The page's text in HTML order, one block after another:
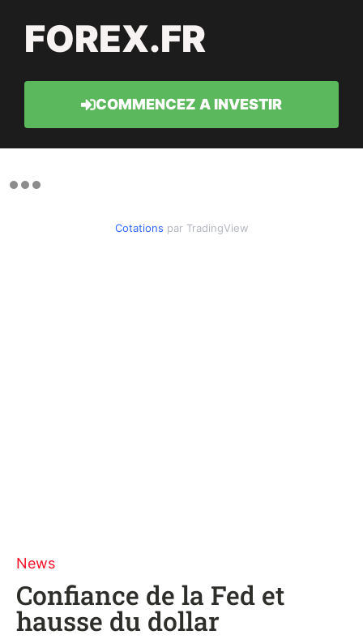
FOREX.FR
COMMENCEZ A INVESTIR
Cotations par TradingView
News
Confiance de la Fed et
hausse du dollar